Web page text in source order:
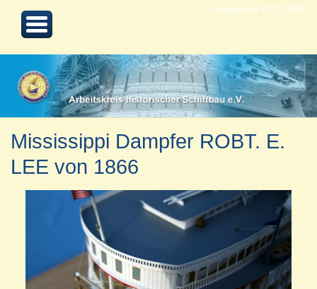
Aktualisiert 07.02.2026
Mississippi Dampfer ROBT. E.
LEE von 1866